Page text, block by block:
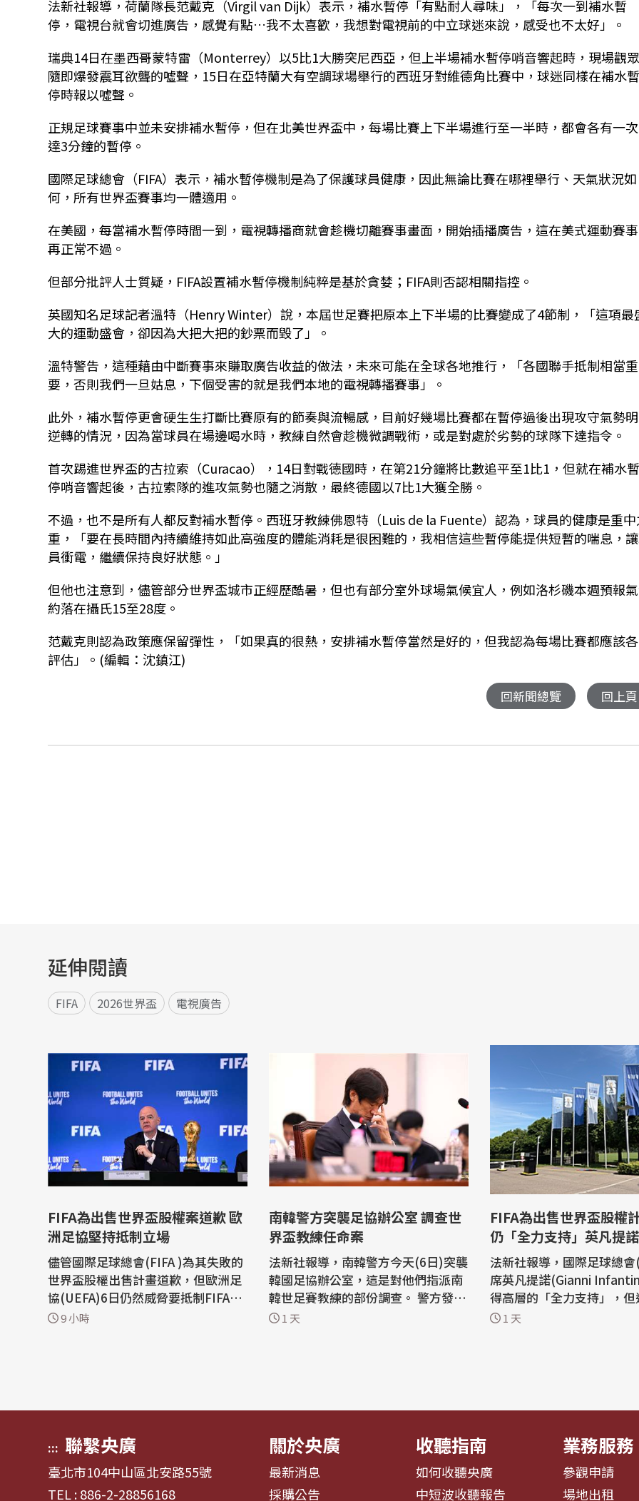
法新社報導，荷蘭隊長范戴克（Virgil van Dijk）表示，補水暫停「有點耐人尋味」，「每次一到補水暫
停，電視台就會切進廣告，感覺有點…我不太喜歡，我想對電視前的中立球迷來說，感受也不太好」。
瑞典14日在墨西哥蒙特雷（Monterrey）以5比1大勝突尼西亞，但上半場補水暫停哨音響起時，現場觀
隨即爆發震耳欲聾的噓聲，15日在亞特蘭大有空調球場舉行的西班牙對維德角比賽中，球迷同樣在補水
停時報以噓聲。
正規足球賽事中並未安排補水暫停，但在北美世界盃中，每場比賽上下半場進行至一半時，都會各有一
達3分鐘的暫停。
國際足球總會（FIFA）表示，補水暫停機制是為了保護球員健康，因此無論比賽在哪裡舉行、天氣狀況如
何，所有世界盃賽事均一體適用。
在美國，每當補水暫停時間一到，電視轉播商就會趁機切離賽事畫面，開始插播廣告，這在美式運動賽
再正常不過。
但部分批評人士質疑，FIFA設置補水暫停機制純粹是基於貪婪；FIFA則否認相關指控。
英國知名足球記者溫特（Henry Winter）說，本屆世足賽把原本上下半場的比賽變成了4節制，「這項最
大的運動盛會，卻因為大把大把的鈔票而毀了」。
溫特警告，這種藉由中斷賽事來賺取廣告收益的做法，未來可能在全球各地推行，「各國聯手抵制相當重
要，否則我們一旦姑息，下個受害的就是我們本地的電視轉播賽事」。
此外，補水暫停更會硬生生打斷比賽原有的節奏與流暢感，目前好幾場比賽都在暫停過後出現攻守氣勢
逆轉的情況，因為當球員在場邊喝水時，教練自然會趁機微調戰術，或是對處於劣勢的球隊下達指令。
首次踢進世界盃的古拉索（Curacao），14日對戰德國時，在第21分鐘將比數追平至1比1，但就在補水
停哨音響起後，古拉索隊的進攻氣勢也隨之消散，最終德國以7比1大獲全勝。
不過，也不是所有人都反對補水暫停。西班牙教練佛恩特（Luis de la Fuente）認為，球員的健康是重
重，「要在長時間內持續維持如此高強度的體能消耗是很困難的，我相信這些暫停能提供短暫的喘息，
員衝電，繼續保持良好狀態。」
但他也注意到，儘管部分世界盃城市正經歷酷暑，但也有部分室外球場氣候宜人，例如洛杉磯本週預報
約落在攝氏15至28度。
范戴克則認為政策應保留彈性，「如果真的很熱，安排補水暫停當然是好的，但我認為每場比賽都應該
評估」。(編輯：沈鎮江)
回新聞總覽 回上頁
延伸閱讀
FIFA 2026世界盃 電視廣告
FIFA為出售世界盃股權案道歉 歐
洲足協堅持抵制立場
儘管國際足球總會(FIFA )為其失敗的
世界盃股權出售計畫道歉，但歐洲足
協(UEFA)6日仍然威脅要抵制FIFA賽
事。 歐洲足協6日重申已經失去對FIF9 小時
南韓警方突襲足協辦公室 調查世
界盃教練任命案
法新社報導，南韓警方今天(6日)突襲
韓國足協辦公室，這是對他們指派南
韓世足賽教練的部份調查。 警方發言
人表示，警方在韓國足球協會(Korea
1 天
FIFA為出售世界盃股權
仍「全力支持」英凡提諾
法新社報導，國際足球總
席英凡提諾(Gianni
得高層的「全力支持」，
足球管理機構也針對如今
1 天
::: 聯繫央廣
臺北市104中山區北安路55號
TEL : 886-2-28856168
關於央廣
最新消息
採購公告
收聽指南
如何收聽央廣
中短波收聽報告
業務服務
參觀申請
場地出租